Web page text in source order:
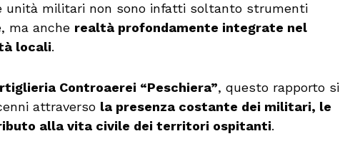
unità militari non sono infatti soltanto strumenti
ma anche realtà profondamente integrate nel
locali.
Controaerei “Peschiera”, questo rapporto si
attraverso la presenza costante dei militari, le
alla vita civile dei territori ospitanti.